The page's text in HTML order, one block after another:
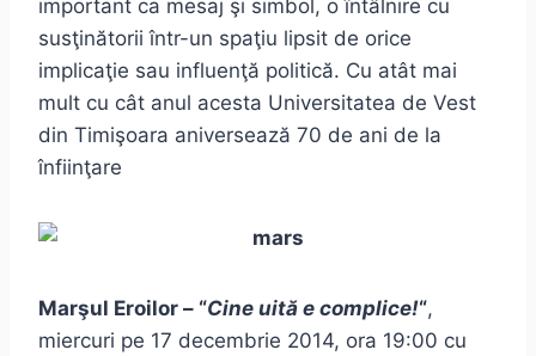
important ca mesaj şi simbol, o întâlnire cu
susţinătorii într-un spaţiu lipsit de orice
implicaţie sau influenţă politică. Cu atât mai
mult cu cât anul acesta Universitatea de Vest
din Timişoara aniversează 70 de ani de la
înfiinţare
Marşul Eroilor – “Cine uită e complice!“,
miercuri pe 17 decembrie 2014, ora 19:00 cu